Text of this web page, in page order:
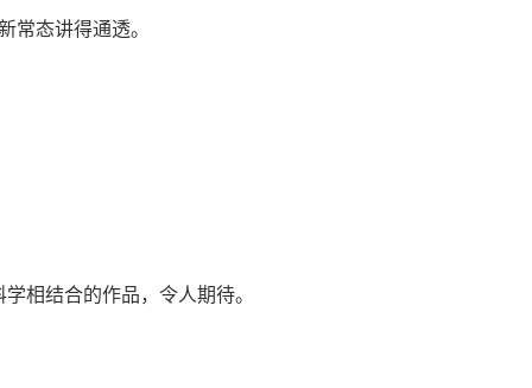
常态讲得通透。
相结合的作品，令人期待。